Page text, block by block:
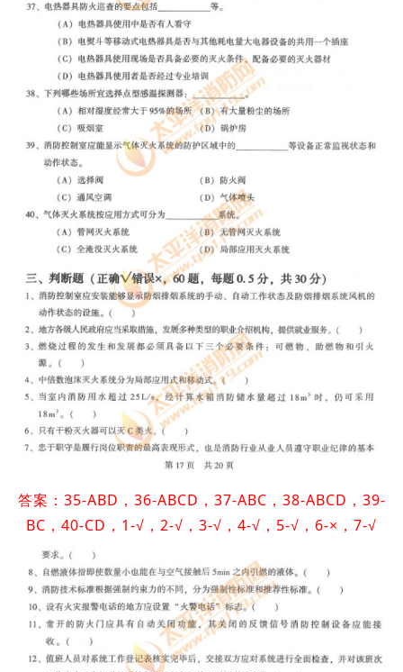
答案：35-ABD，36-ABCD，37-ABC，38-ABCD，39-
BC，40-CD，1-√，2-√，3-√，4-√，5-√，6-×，7-√